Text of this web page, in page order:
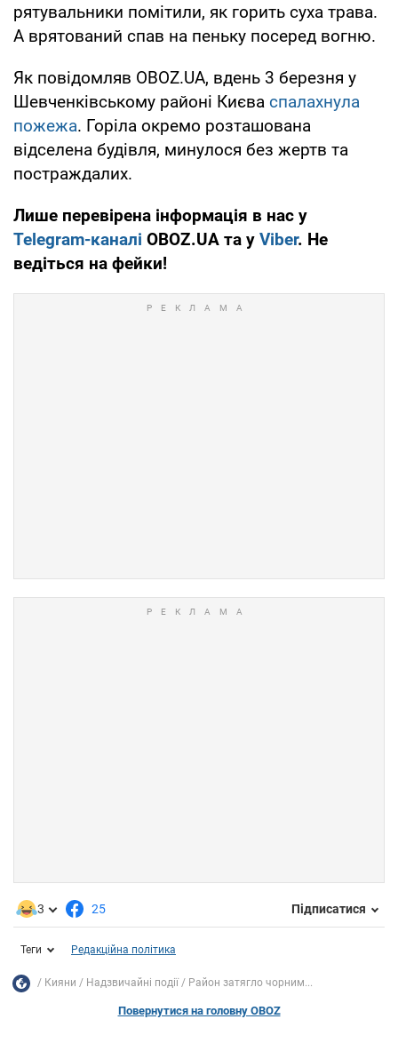
рятувальники помітили, як горить суха трава.
А врятований спав на пеньку посеред вогню.
Як повідомляв OBOZ.UA, вдень 3 березня у
Шевченківському районі Києва спалахнула
пожежа. Горіла окремо розташована
відселена будівля, минулося без жертв та
постраждалих.
Лише перевірена інформація в нас у
Telegram-каналі OBOZ.UA та у Viber. Не
ведіться на фейки!
3 25 Підписатися
Теги Редакційна політика
Кияни Надзвичайні події Район затягло чорним...
Повернутися на головну OBOZ